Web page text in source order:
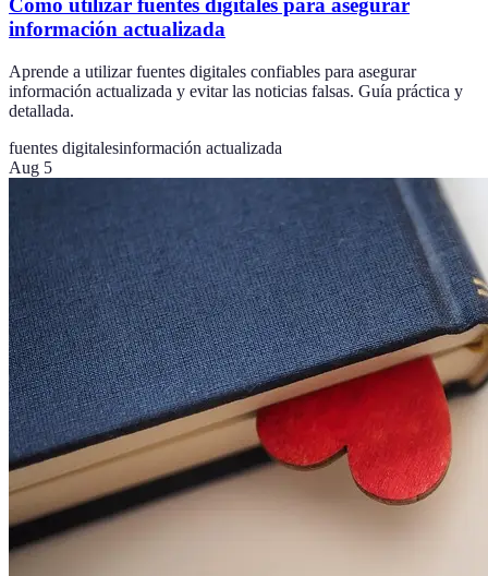
Cómo utilizar fuentes digitales para asegurar
información actualizada
Aprende a utilizar fuentes digitales confiables para asegurar
información actualizada y evitar las noticias falsas. Guía práctica y
detallada.
fuentes digitalesinformación actualizada
Aug 5